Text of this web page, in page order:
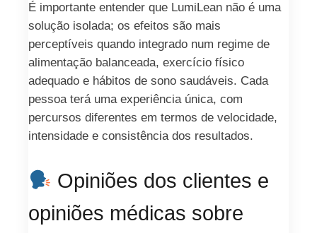
É importante entender que LumiLean não é uma
solução isolada; os efeitos são mais
perceptíveis quando integrado num regime de
alimentação balanceada, exercício físico
adequado e hábitos de sono saudáveis. Cada
pessoa terá uma experiência única, com
percursos diferentes em termos de velocidade,
intensidade e consistência dos resultados.
Opiniões dos clientes e
opiniões médicas sobre